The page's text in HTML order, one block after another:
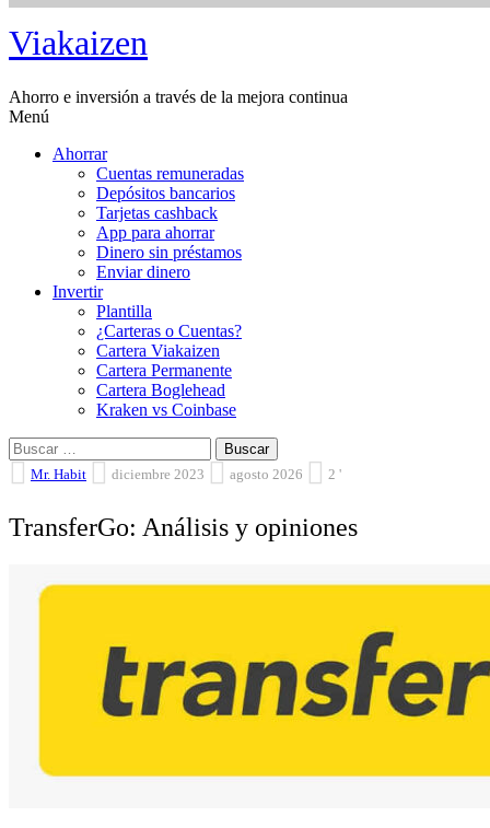
Saltar
al
Viakaizen
Ahorro e inversión a través de la mejora continua
Menú
Ahorrar
Cuentas remuneradas
Depósitos bancarios
Tarjetas cashback
App para ahorrar
Dinero sin préstamos
Enviar dinero
Invertir
Plantilla
¿Carteras o Cuentas?
Cartera Viakaizen
Cartera Permanente
Cartera Boglehead
Kraken vs Coinbase
Buscar:
Mr. Habit diciembre 2023 agosto 2026 2 '
TransferGo: Análisis y opiniones